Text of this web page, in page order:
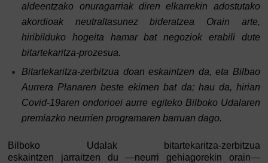
aldeentzako onuragarriak diren elkarrekin adostutako
akordioak neutraltasunez bideratzea Orain arte,
hiribilduko hogeita hamar bat negoziok erabili dute
bitartekaritza-prozesua.
Bitartekaritza-zerbitzua doan eskaintzen da, eta Bilbao
Aurrera Planaren beste ekimen bat da; hau da, hirian
Covid-19aren ondorioei aurre egiteko Bilboko Udalaren
premiazko neurrien programaren barruan dago.
Bilboko Udalak bitartekaritza-zerbitzua
eskaintzen jarraitzen du —neurri gehiagorekin orain—